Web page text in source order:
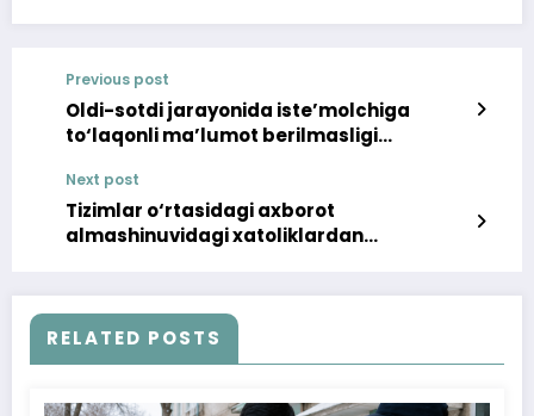
Previous post
Oldi-sotdi jarayonida iste’molchiga
to‘laqonli ma’lumot berilmasligi
sabab bo‘lishi mumkin
Next post
Tizimlar o‘rtasidagi axborot
almashinuvidagi xatoliklardan
RELATED POSTS